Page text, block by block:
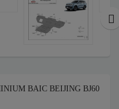
BAIC BEIJING BJ60